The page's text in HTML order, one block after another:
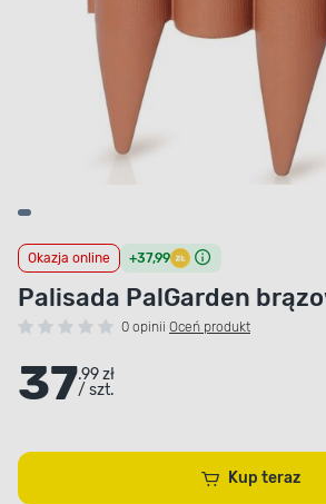
Okazja online +37,99
Palisada PalGarden
0 opinii Oceń produkt
37.99 zł
/ szt.
Kup teraz